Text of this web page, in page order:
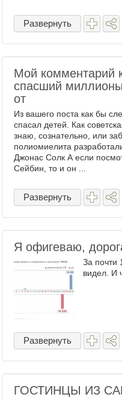
переулки
Развернуть
Мой комментарий
спасший
от
Из вашего поста как бы
спасал детей. Как
знаю, сознательно, или
полиомиелита
Джонас Солк А если
Сейбин, то и он ...
Развернуть
Я офигеваю,
За почти
видел. И
Развернуть
ГОСТИНЦЫ ИЗ